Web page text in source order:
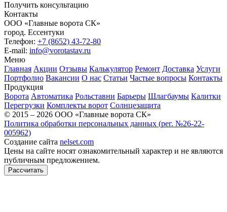
Получить консультацию
Контакты
ООО «Главные ворота СК»
город. Ессентуки
Телефон: +7 (8652) 43-72-80
E-mail: info@vorotastav.ru
Меню
Главная Акции Отзывы Калькулятор Ремонт Доставка Услуги
Портфолио Вакансии О нас Статьи Частые вопросы Контакты
Продукция
Ворота Автоматика Рольставни Барьеры Шлагбаумы Калитки
Перегрузки Комплекты ворот Солнцезащита
© 2015 – 2026 ООО «Главные ворота СК»
Политика обработки персональных данных (рег. №26-22-
005962)
Создание сайта nelset.com
Цены на сайте носят ознакомительный характер и не являются
публичным предложением.
Рассчитать